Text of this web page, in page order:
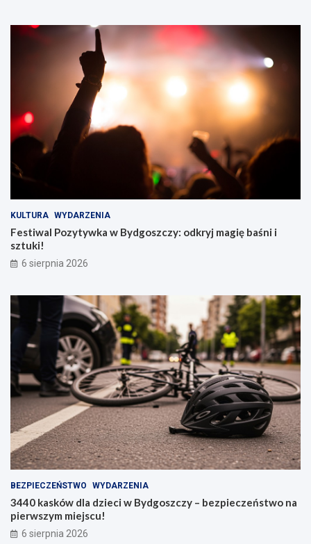
KULTURA WYDARZENIA
Festiwal Pozytywka w Bydgoszczy: odkryj magię baśni i
sztuki!
6 sierpnia 2026
BEZPIECZEŃSTWO WYDARZENIA
3440 kasków dla dzieci w Bydgoszczy – bezpieczeństwo na
pierwszym miejscu!
6 sierpnia 2026